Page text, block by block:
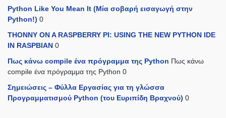
Python Like You Mean It (Mία σοβαρή εισαγωγή στην
Python!) 0
THONNY ON A RASPBERRY PI: USING THE NEW PYTHON IDE
IN RASPBIAN 0
Πως κάνω compile ένα πρόγραμμα της Python Πως κάνω
compile ένα πρόγραμμα της Python 0
Σημειώσεις – Φύλλα Εργασίας για τη γλώσσα
Προγραμματισμού Python (του Ευριπίδη Βραχνού) 0